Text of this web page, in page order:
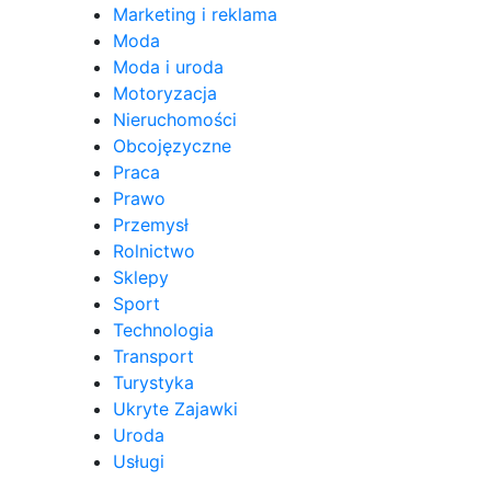
Marketing i reklama
Moda
Moda i uroda
Motoryzacja
Nieruchomości
Obcojęzyczne
Praca
Prawo
Przemysł
Rolnictwo
Sklepy
Sport
Technologia
Transport
Turystyka
Ukryte Zajawki
Uroda
Usługi